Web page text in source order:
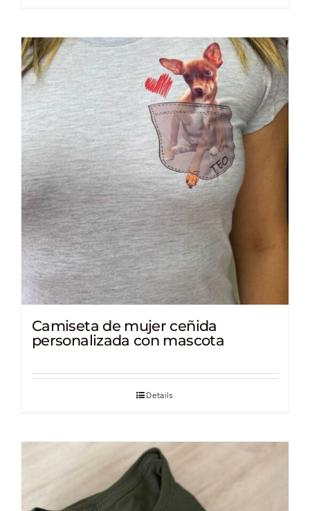
Camiseta de mujer ceñida
personalizada con mascota
Details